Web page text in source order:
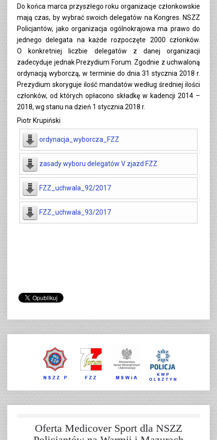
Do końca marca przyszłego roku organizacje członkowskie
mają czas, by wybrać swoich delegatów na Kongres. NSZZ
Policjantów, jako organizacja ogólnokrajowa ma prawo do
jednego delegata na każde rozpoczęte 2000 członków.
O konkretniej liczbie delegatów z danej organizacji
zadecyduje jednak Prezydium Forum. Zgodnie z uchwaloną
ordynacją wyborczą, w terminie do dnia 31 stycznia 2018 r.
Prezydium skoryguje ilość mandatów według średniej ilości
członków, od których opłacono składkę w kadencji 2014 –
2018, wg stanu na dzień 1 stycznia 2018 r.
Piotr Krupiński
ordynacja_wyborcza_FZZ
zasady wyboru delegatów V zjazd FZZ
FZZ_uchwala_92/2017
FZZ_uchwala_93/2017
Oferta Medicover Sport dla NSZZ